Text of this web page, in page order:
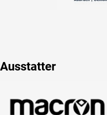
Ausstatter